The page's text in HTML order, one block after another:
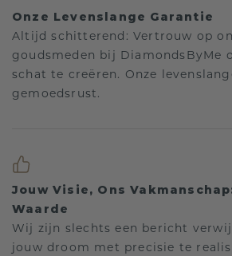
Onze Levenslange Garantie
Altijd schitterend: Vertrouw op
goudsmeden bij DiamondsByMe
schat te creëren. Onze
gemoedsrust.
Jouw Visie, Ons
Waarde
Wij zijn slechts een bericht
jouw droom met precisie te